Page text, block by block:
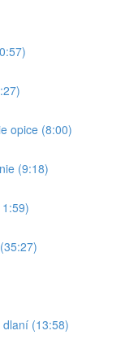
opice (8:00)
(9:18)
(13:58)